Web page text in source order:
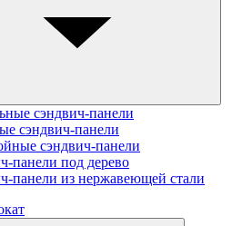
сэндвич-панели
cэндвич-панели
сэндвич-панели
панели под дерево
панели из нержавеющей стали